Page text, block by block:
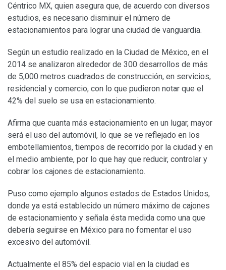
Céntrico MX, quien asegura que, de acuerdo con diversos
estudios, es necesario disminuir el número de
estacionamientos para lograr una ciudad de vanguardia.
Según un estudio realizado en la Ciudad de México, en el
2014 se analizaron alrededor de 300 desarrollos de más
de 5,000 metros cuadrados de construcción, en servicios,
residencial y comercio, con lo que pudieron notar que el
42% del suelo se usa en estacionamiento.
Afirma que cuanta más estacionamiento en un lugar, mayor
será el uso del automóvil, lo que se ve reflejado en los
embotellamientos, tiempos de recorrido por la ciudad y en
el medio ambiente, por lo que hay que reducir, controlar y
cobrar los cajones de estacionamiento.
Puso como ejemplo algunos estados de Estados Unidos,
donde ya está establecido un número máximo de cajones
de estacionamiento y señala ésta medida como una que
debería seguirse en México para no fomentar el uso
excesivo del automóvil.
Actualmente el 85% del espacio vial en la ciudad es